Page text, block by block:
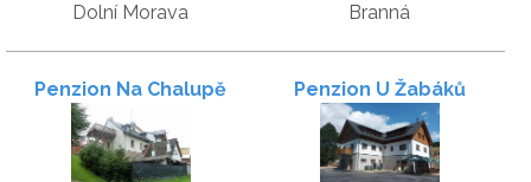
Dolní Morava Branná
Penzion Na Chalupě Penzion U Žabáků